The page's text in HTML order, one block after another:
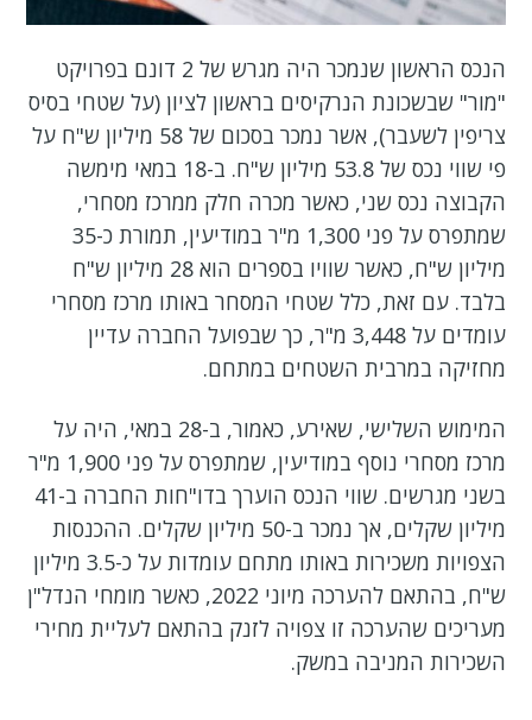
הנכס הראשון שנמכר היה מגרש של 2 דונם בפרויקט
"מור" שבשכונת הנרקיסים בראשון לציון (על שטחי בסיס
צריפין לשעבר), אשר נמכר בסכום של 58 מיליון ש"ח על
פי שווי נכס של 53.8 מיליון ש"ח. ב-18 במאי מימשה
הקבוצה נכס שני, כאשר מכרה חלק ממרכז מסחרי,
שמתפרס על פני 1,300 מ"ר במודיעין, תמורת כ-35
מיליון ש"ח, כאשר שוויו בספרים הוא 28 מיליון ש"ח
בלבד. עם זאת, כלל שטחי המסחר באותו מרכז מסחרי
עומדים על 3,448 מ"ר, כך שבפועל החברה עדיין
מחזיקה במרבית השטחים במתחם.
המימוש השלישי, שאירע, כאמור, ב-28 במאי, היה על
מרכז מסחרי נוסף במודיעין, שמתפרס על פני 1,900 מ"ר
בשני מגרשים. שווי הנכס הוערך בדו"חות החברה ב-41
מיליון שקלים, אך נמכר ב-50 מיליון שקלים. ההכנסות
הצפויות משכירות באותו מתחם עומדות על כ-3.5 מיליון
ש"ח, בהתאם להערכה מיוני 2022, כאשר מומחי הנדל"ן
מעריכים שהערכה זו צפויה לזנק בהתאם לעליית מחירי
השכירות המניבה במשק.